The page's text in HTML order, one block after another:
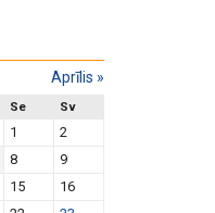
Aprīlis »
Se Sv
1
2
8
9
15
16